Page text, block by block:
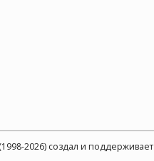
2026) создал и поддерживает